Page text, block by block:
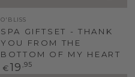
Verkoper
O'BLISS
SPA GIFTSET - THANK
YOU FROM THE
BOTTOM OF MY HEART
Normale
€ 19 ,95